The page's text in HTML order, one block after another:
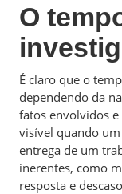
O
É claro que o
dependendo da
fatos envolvidos
visível quando
entrega de um
inerentes, como
resposta e